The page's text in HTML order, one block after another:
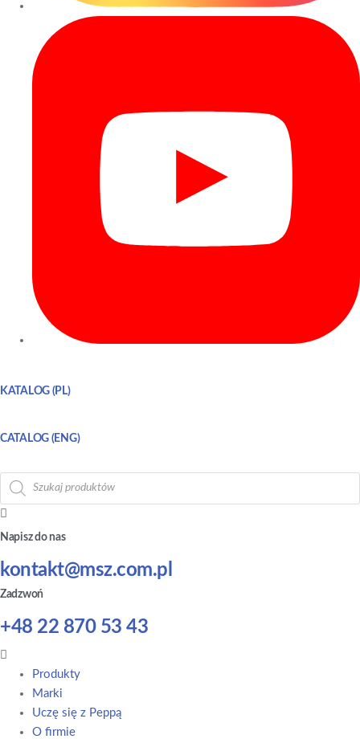
KATALOG (PL)
CATALOG (ENG)
Wyszukiwarka
produktów
Napisz do nas
kontakt@msz.com.pl
Zadzwoń
+48 22 870 53 43
Main
Menu
Produkty
Marki
Uczę się z Peppą
O firmie